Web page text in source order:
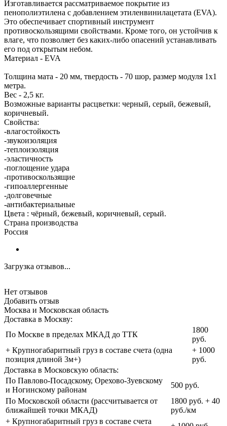
Изготавливается рассматриваемое покрытие из
пенополиэтилена с добавлением этиленвинилацетата (EVA).
Это обеспечивает спортивный инструмент
противоскользящими свойствами. Кроме того, он устойчив к
влаге, что позволяет без каких-либо опасений устанавливать
его под открытым небом.
Материал - EVA
Толщина мата - 20 мм, твердость - 70 шор, размер модуля 1х1
метра.
Вес - 2,5 кг.
Возможные варианты расцветки: черный, серый, бежевый,
коричневый.
Свойства:
-влагостойкость
-звукоизоляция
-теплоизоляция
-эластичность
-поглощение удара
-противоскользящие
-гипоаллергенные
-долговечные
-антибактериальные
Цвета : чёрный, бежевый, коричневый, серый.
Страна производства
Россия
Загрузка отзывов...
Нет отзывов
Добавить отзыв
Москва и Московская область
Доставка в Москву:
По Москве в пределах МКАД до ТТК
1800
руб.
+ Крупногабаритный груз в составе счета (одна
позиция длиной 3м+)
+ 1000
руб.
Доставка в Московскую область:
По Павлово-Посадскому, Орехово-Зуевскому
и Ногинскому районам
500 руб.
По Московской области (рассчитывается от
ближайшей точки МКАД)
1800 руб. + 40
руб./км
+ Крупногабаритный груз в составе счета